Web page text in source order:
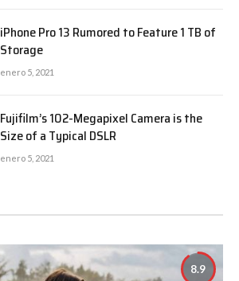
iPhone Pro 13 Rumored to Feature 1 TB of
Storage
enero 5, 2021
Fujifilm’s 102-Megapixel Camera is the
Size of a Typical DSLR
enero 5, 2021
8.9